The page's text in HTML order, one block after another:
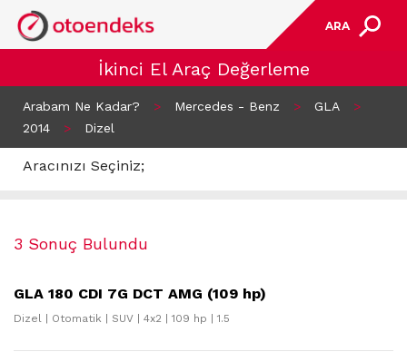
ARA
İkinci El Araç Değerleme
Arabam Ne Kadar? > Mercedes - Benz > GLA
>
2014
> Dizel
Aracınızı Seçiniz;
3 Sonuç Bulundu
GLA 180 CDI 7G DCT AMG (109 hp)
Dizel | Otomatik | SUV | 4x2 | 109 hp | 1.5